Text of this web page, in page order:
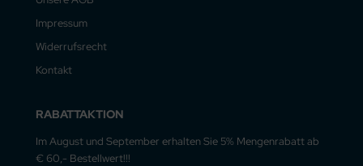
Impressum
Widerrufsrecht
Kontakt
RABATTAKTION
Im August und September erhalten Sie 5% Mengenrabatt ab
€ 60,- Bestellwert!!!